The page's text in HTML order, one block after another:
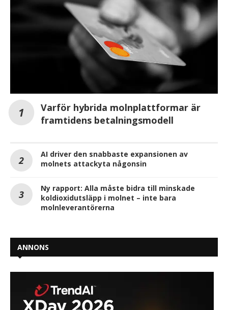
Varför hybrida molnplattformar är
framtidens betalningsmodell
AI driver den snabbaste expansionen av
molnets attackyta någonsin
Ny rapport: Alla måste bidra till minskade
koldioxidutsläpp i molnet – inte bara
molnleverantörerna
ANNONS